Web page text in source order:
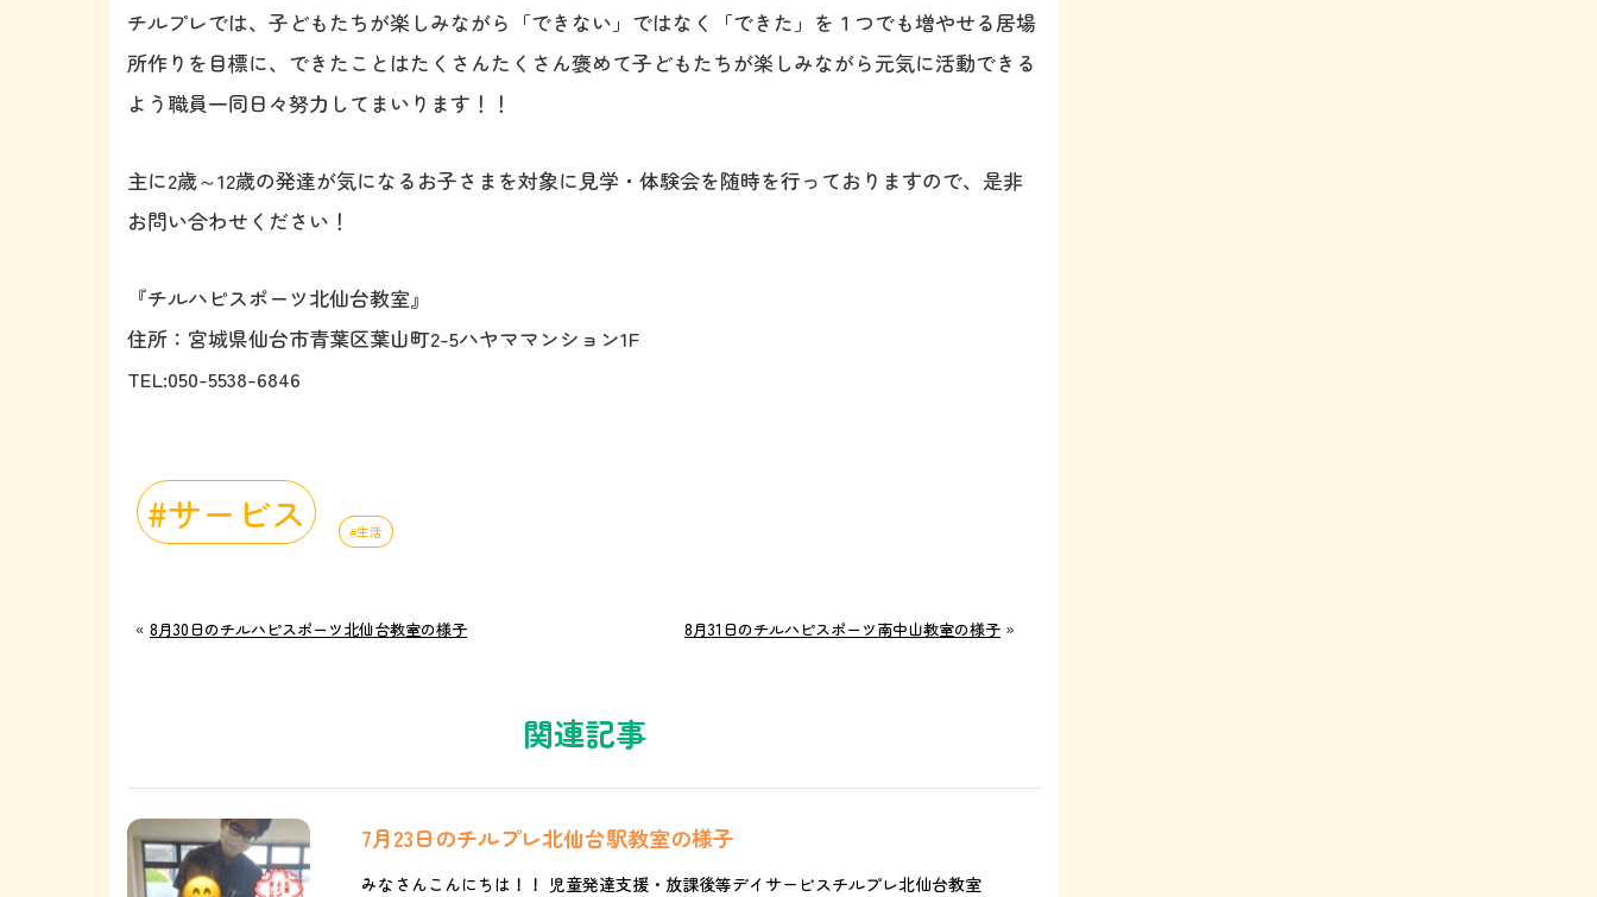
チルプレでは、子どもたちが楽しみながら「できない」ではなく「できた」を１つでも増やせる居場
所作りを目標に、できたことはたくさんたくさん褒めて子どもたちが楽しみながら元気に活動できる
よう職員一同日々努力してまいります！！
主に2歳～12歳の発達が気になるお子さまを対象に見学・体験会を随時を行っておりますので、是非
お問い合わせください！
『チルハピスポーツ北仙台教室』
住所：宮城県仙台市青葉区葉山町2-5ハヤママンション1F
TEL:050-5538-6846
サービス 生活
« 8月30日のチルハピスポーツ北仙台教室の様子 8月31日のチルハピスポーツ南中山教室の様子 »
関連記事
7月23日のチルプレ北仙台駅教室の様子
みなさんこんにちは！！ 児童発達支援・放課後等デイサービスチルプレ北仙台教室